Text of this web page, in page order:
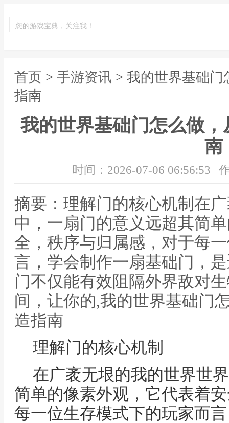
您的游戏宝典，关注我！
首页 > 手游资讯 > 我的世界基础
指南
我的世界基础门怎么做
南
时间：2026-07-06 06:56:53
摘要：理解门的核心机制在
中，一扇门的意义远超其简
全，秩序与归属感，对于每
言，学会制作一扇基础门，
门不仅能有效阻隔外界敌对
间，让你的,我的世界基础门
造指南
理解门的核心机制
在广袤无垠的我的世界世
简单的像素外观，它代表着
每一位生存模式下的玩家而